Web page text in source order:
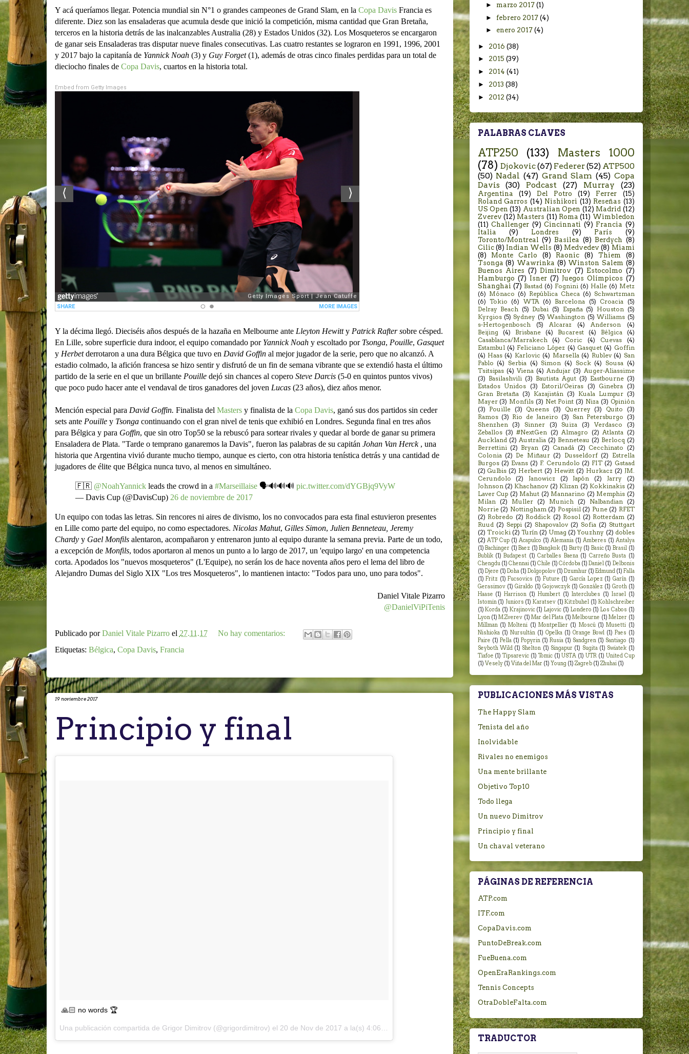
Y acá queríamos llegar. Potencia mundial sin N°1 o grandes campeones de Grand Slam, en la Copa DavisFrancia es
diferente. Diez son las ensaladeras que acumula desde que inició la competición, misma cantidad que Gran Bretaña,
terceros en la historia detrás de las inalcanzables Australia (28) y Estados Unidos (32). Los Mosqueteros se encargaron
de ganar seis Ensaladeras tras disputar nueve finales consecutivas. Las cuatro restantes se lograron en 1991, 1996, 2001
y 2017 bajo la capitanía de Yannick Noah(3) y Guy Forget(1), además de otras cinco finales perdidas para un total de
dieciocho finales de Copa Davis, cuartos en la historia total.
Embed from Getty Images
Y la décima llegó. Dieciséis años después de la hazaña en Melbourne ante Lleyton Hewitty Patrick Rafter sobre césped.
En Lille, sobre superficie dura indoor, el equipo comandado por Yannick Noah y escoltado por Tsonga, Pouille, Gasquet
y Herbetderrotaron a una dura Bélgica que tuvo en David Goffin al mejor jugador de la serie, pero que no alcanzó. A
estadio colmado, la afición francesa se hizo sentir y disfrutó de un fin de semana vibrante que se extendió hasta el último
partido de la serie en el que un brillante Pouille dejó sin chances al copero Steve Darcis(5-0 en quintos puntos vivos)
que poco pudo hacer ante el vendaval de tiros ganadores del joven Lucas (23 años), diez años menor.
Mención especial para David Goffin. Finalista del Mastersy finalista de la Copa Davis, ganó sus dos partidos sin ceder
sets antePouilley Tsongacontinuando con el gran nivel de tenis que exhibió en Londres. Segunda final en tres años
para Bélgica y para Goffin, que sin otro Top50 se la rebuscó para sortear rivales y quedar al borde de ganar su primera
Ensaladera de Plata. "Tarde o temprano ganaremos la Davis", fueron las palabras de su capitán Johan Van Herck, una
historia que Argentina vivió durante mucho tiempo, aunque es cierto, con otra historia tenística detrás y una cantidad de
jugadores de élite que Bélgica nunca tuvo, al menos en simultáneo.
🇫🇷 @NoahYannickleads the crowd in a #Marseillaise🗣🔊🔊🔊 pic.twitter.com/dYGBjq9VyW
— Davis Cup (@DavisCup) 26 de noviembre de 2017
Un equipo con todas las letras. Sin rencores ni aires de divismo, los no convocados para esta final estuvieron presentes
en Lille como parte del equipo, no como espectadores. Nicolas Mahut, Gilles Simon, Julien Benneteau, Jeremy
Chardyy Gael Monfilsalentaron, acompañaron y entrenaron junto al equipo durante la semana previa. Parte de un todo,
a excepción de Monfils, todos aportaron al menos un punto a lo largo de 2017, un 'equipo largo' en una competencia
corta. Apodados los "nuevos mosqueteros" (L'Equipe), no serán los de hace noventa años pero el lema del libro de
Alejandro Dumas del Siglo XIX "Los tres Mosqueteros", lo mantienen intacto: "Todos para uno, uno para todos".
Daniel Vitale Pizarro
@DanielViPiTenis
Publicado porDaniel Vitale Pizarro el 27.11.17
No hay comentarios:
Etiquetas: Bélgica, Copa Davis, Francia
19 noviembre 2017
Principio y final
🙏🏻 no words 🏆
Una publicación compartida de Grigor Dimitrov (@grigordimitrov) el 20 de Nov de 2017 a la(s) 4:06 PST
► marzo 2017(1)
► febrero 2017(4)
► enero 2017(4)
► 2016 (38)
► 2015 (39)
► 2014 (41)
► 2013 (38)
► 2012 (34)
PALABRAS CLAVES
ATP250 (133)
Masters 1000
(78) Djokovic(67) Federer(52) ATP500
(50) Nadal (47) Grand Slam (45) Copa
Davis
(30) Podcast (27) Murray (23)
Argentina (19) Del Potro (19) Ferrer
(15)
Roland Garros (14) Nishikori (13) Reseñas (13)
US Open (13) Australian Open (12) Madrid (12)
Zverev (12) Masters (11) Roma (11) Wimbledon
(11) Challenger (9) Cincinnati (9) Francia (9)
Italia
(9) Londres (9) París
(9)
Toronto/Montreal (9) Basilea (8) Berdych (8)
Cilic (8) Indian Wells (8) Medvedev (8) Miami
(8)
Monte Carlo (8) Raonic (8) Thiem
(8)
Tsonga (8) Wawrinka (8) Winston Salem (8)
Buenos Aires (7) Dimitrov (7) Estocolmo (7)
Hamburgo (7) Isner (7) Juegos Olímpicos (7)
Shanghai (7) Bastad (6) Fognini (6) Halle (6) Metz
(6) Mónaco (6) República Checa (6) Schwartzman
(6) Tokio (6) WTA (6) Barcelona (5) Croacia
(5)
Delray Beach (5) Dubai (5) España (5) Houston (5)
Kyrgios (5) Sydney (5) Washington (5) Williams (5)
s-Hertogenbosch
(5) Alcaraz (4) Anderson
(4)
Beijing
(4) Brisbane (4) Bucarest (4) Bélgica
(4)
Casablanca/Marrakech
(4) Coric (4) Cuevas
(4)
Estambul (4) Feliciano López (4) Gasquet (4) Goffin
(4) Haas (4) Karlovic (4) Marsella (4) Rublev (4) San
Pablo (4) Serbia (4) Simon (4) Sock (4) Sousa (4)
Tsitsipas (4) Viena (4) Andujar (3) Auger-Aliassime
(3) Basilashvili (3) Bautista Agut (3) Eastbourne (3)
Estados Unidos (3) Estoril/Oeiras (3) Ginebra
(3)
Gran Bretaña (3) Kazajistán (3) Kuala Lumpur (3)
Mayer (3) Monfils (3) Net Point (3) Niza (3) Opinión
(3)
Pouille (3) Queens (3) Querrey (3) Quito
(3)
Ramos (3) Rio de Janeiro (3) San Petersburgo (3)
Shenzhen
(3) Sinner (3) Suiza (3) Verdasco
(3)
Zeballos (3) #NextGen (2) Almagro (2) Atlanta (2)
Auckland (2) Australia (2) Benneteau (2) Berlocq (2)
Berrettini (2) Bryan (2) Canadá (2) Cecchinato (2)
Colonia (2) De Miñaur (2) Dusseldorf (2)
Estrella
Burgos (2) Evans (2) F. Cerundolo (2) FIT (2) Gstaad
(2) Gulbis (2) Herbert (2) Hewitt (2) Hurkacz (2) JM.
Cerundolo
(2) Janowicz (2) Japón (2) Jarry
(2)
Johnson (2) Khachanov (2) Klizan (2) Kokkinakis (2)
Laver Cup (2) Mahut (2) Mannarino (2) Memphis (2)
Milan
(2) Muller (2) Munich (2) Nalbandian
(2)
Norrie (2) Nottingham (2) Pospisil (2) Pune (2) RFET
(2) Robredo (2) Roddick (2) Rosol (2) Rotterdam (2)
Ruud (2) Seppi (2) Shapovalov (2) Sofia (2) Stuttgart
(2) Troicki (2) Turín (2) Umag (2) Youzhny (2) dobles
(2) ATP Cup (1) Acapulco (1) Alemania (1) Amberes (1) Antalya
(1) Bachinger (1) Baez (1) Bangkok (1) Barty (1) Basic (1) Brasil (1)
Bublik (1) Budapest (1) Carballes Baena (1) Carreño Busta (1)
Chengdu (1) Chennai (1) Chile (1) Córdoba (1) Daniel (1) Delbonis
(1) Djere (1) Doha (1) Dolgopolov (1) Dzumhur (1) Edmund (1) Falla
(1) Fritz (1) Fucsovics (1) Future (1) García Lopez (1) Garín (1)
Gerasimov (1) Giraldo (1) Gojowczyk (1) González (1) Groth (1)
Haase (1) Harrison (1) Humbert (1) Interclubes (1) Israel (1)
Istomin (1) Juniors (1) Karatsev (1) Kitzbuhel (1) Kohlschreiber
(1) Korda (1) Krajinovic (1) Lajovic (1) Londero (1) Los Cabos (1)
Lyon (1) M.Zverev (1) Mar del Plata (1) Melbourne (1) Melzer (1)
Millman (1) Molteni (1) Montpellier (1) Moscú (1) Musetti (1)
Nishioka (1) Nursultán (1) Opelka (1) Orange Bowl (1) Paes (1)
Paire (1) Pella (1) Popyrin (1) Rusia (1) Sandgren (1) Santiago (1)
Seyboth Wild (1) Shelton (1) Singapur (1) Sugita (1) Swiatek (1)
Tiafoe (1) Tipsarevic (1) Tomic (1) USTA (1) UTR (1) United Cup
(1) Vesely (1) Viña del Mar (1) Young (1) Zagreb (1) Zhuhai (1)
PUBLICACIONES MÁS VISTAS
The Happy Slam
Tenista del año
Inolvidable
Rivales no enemigos
Una mente brillante
Objetivo Top10
Todo llega
Un nuevo Dimitrov
Principio y final
Un chaval veterano
PÁGINAS DE REFERENCIA
ATP.com
ITF.com
CopaDavis.com
PuntoDeBreak.com
FueBuena.com
OpenEraRankings.com
Tennis Concepts
OtraDobleFalta.com
TRADUCTOR